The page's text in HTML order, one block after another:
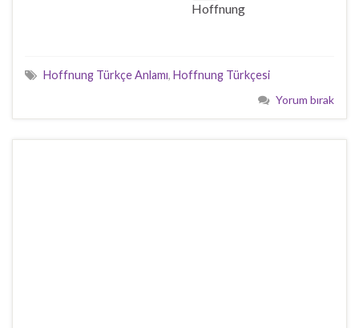
Hoffnung
Hoffnung Türkçe Anlamı, Hoffnung Türkçesi
Yorum bırak